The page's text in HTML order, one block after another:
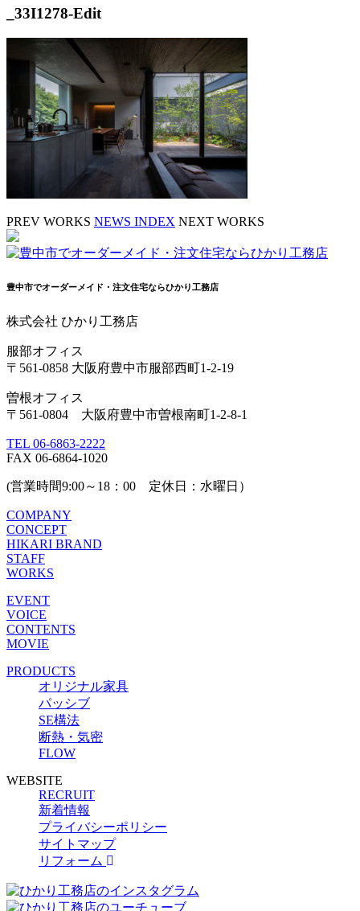
_33I1278-Edit
PREV WORKS NEWS INDEX NEXT WORKS
豊中市でオーダーメイド・注文住宅ならひかり工務店
株式会社 ひかり工務店
服部オフィス
〒561-0858 大阪府豊中市服部西町1-2-19
曽根オフィス
〒561-0804 大阪府豊中市曽根南町1-2-8-1
TEL 06-6863-2222
FAX 06-6864-1020
(営業時間9:00～18：00 定休日：水曜日）
COMPANY
CONCEPT
HIKARI BRAND
STAFF
WORKS
EVENT
VOICE
CONTENTS
MOVIE
PRODUCTS
オリジナル家具
パッシブ
SE構法
断熱・気密
FLOW
WEBSITE
RECRUIT
新着情報
プライバシーポリシー
サイトマップ
リフォーム